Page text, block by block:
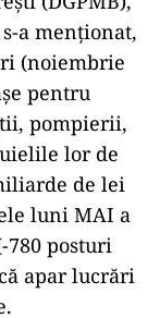
a menţionat,
(noiembrie
pentru
pompierii,
lor de
de lei
luni MAI a
780 posturi
apar lucrări